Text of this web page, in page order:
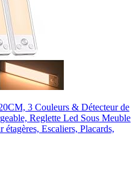
3 Couleurs & Détecteur de
Reglette Led Sous Meuble
Escaliers, Placards,